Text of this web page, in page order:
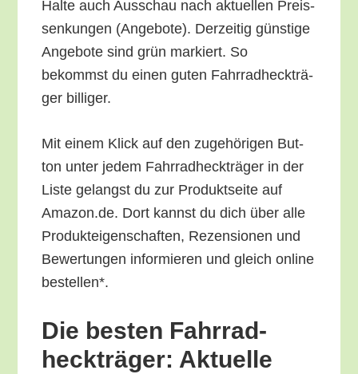
Hal­te auch Aus­schau nach aktu­el­len Preis­
sen­kun­gen (Ange­bo­te). Der­zei­tig güns­ti­ge
Ange­bo­te sind grün mar­kiert. So
bekommst du einen guten Fahr­rad­heck­trä­
ger billiger.
Mit einem Klick auf den zuge­hö­ri­gen But­
ton unter jedem Fahr­rad­heck­trä­ger in der
Lis­te gelangst du zur Pro­dukt­sei­te auf
Amazon.de. Dort kannst du dich über alle
Pro­duk­tei­gen­schaf­ten, Rezen­sio­nen und
Bewer­tun­gen infor­mie­ren und gleich online
bestellen*.
Die bes­ten Fahr­rad­
heck­trä­ger: Aktu­el­le